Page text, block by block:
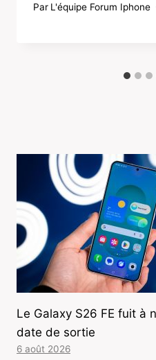
Par L'équipe Forum Iphone
Le Galaxy S26 FE fuit à
date de sortie
6 août 2026